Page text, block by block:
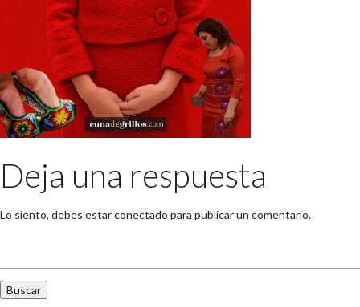
Deja una respuesta
Lo siento, debes estarconectado para publicar un comentario.